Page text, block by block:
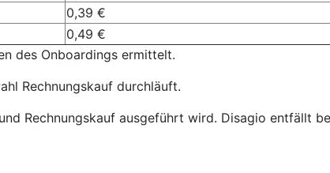
0,39 €
0,49 €
des Onboardings ermittelt.
Rechnungskauf durchläuft.
Rechnungskauf ausgeführt wird. Disagio entfällt